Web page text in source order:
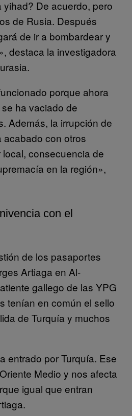
yihad? De acuerdo, pero
de Rusia. Después
de ir a bombardear y
destaca la investigadora
porque ahora
ha vaciado de
Además, la irrupción de
acabado con otros
consecuencia de
en la región»,
con el
de los pasaportes
Artiaga en Al-
gallego de las YPG
tenían en común el sello
de Turquía y muchos
entrado por Turquía. Ese
Medio y nos afecta
igual que entran